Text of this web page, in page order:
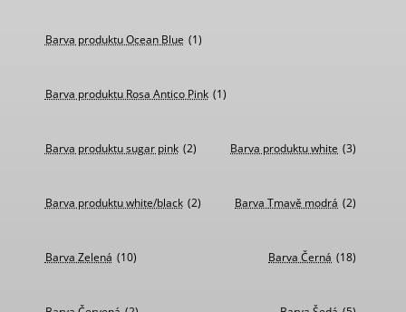
Barva produktu Ocean Blue (1)
Barva produktu Rosa Antico Pink (1)
Barva produktu sugar pink (2) Barva produktu white (3)
Barva produktu white/black (2) Barva Tmavě modrá (2)
Barva Zelená (10) Barva Černá (18)